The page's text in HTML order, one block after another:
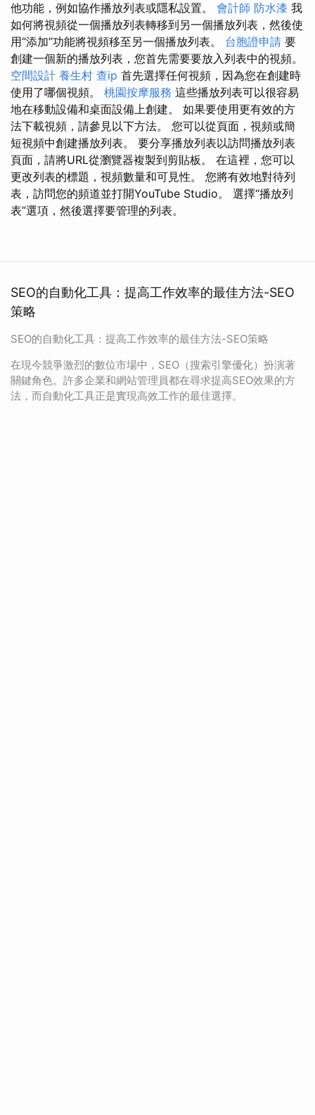
他功能，例如協作播放列表或隱私設置。 會計師 防水漆 我
如何將視頻從一個播放列表轉移到另一個播放列表，然後使
用“添加”功能將視頻移至另一個播放列表。 台胞證申請 要
創建一個新的播放列表，您首先需要要放入列表中的視頻。
空間設計 養生村 查ip 首先選擇任何視頻，因為您在創建時
使用了哪個視頻。 桃園按摩服務 這些播放列表可以很容易
地在移動設備和桌面設備上創建。 如果要使用更有效的方
法下載視頻，請參見以下方法。 您可以從頁面，視頻或簡
短視頻中創建播放列表。 要分享播放列表以訪問播放列表
頁面，請將URL從瀏覽器複製到剪貼板。 在這裡，您可以
更改列表的標題，視頻數量和可見性。 您將有效地對待列
表，訪問您的頻道並打開YouTube Studio。 選擇“播放列
表”選項，然後選擇要管理的列表。
SEO的自動化工具：提高工作效率的最佳方法-SEO
策略
SEO的自動化工具：提高工作效率的最佳方法-SEO策略
在現今競爭激烈的數位市場中，SEO（搜索引擎優化）扮演著
關鍵角色。許多企業和網站管理員都在尋求提高SEO效果的方
法，而自動化工具正是實現高效工作的最佳選擇。